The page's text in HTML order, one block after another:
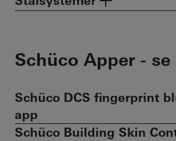
Schüco Apper -
Schüco DCS fingerprint
app
Schüco Building Skin